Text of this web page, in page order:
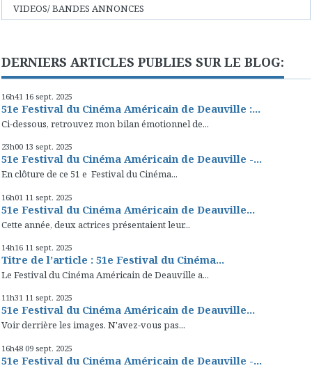
VIDEOS/ BANDES ANNONCES
DERNIERS ARTICLES PUBLIES SUR LE BLOG:
16h41 16 sept. 2025
51e Festival du Cinéma Américain de Deauville :...
Ci-dessous, retrouvez mon bilan émotionnel de...
23h00 13 sept. 2025
51e Festival du Cinéma Américain de Deauville -...
En clôture de ce 51 e Festival du Cinéma...
16h01 11 sept. 2025
51e Festival du Cinéma Américain de Deauville...
Cette année, deux actrices présentaient leur...
14h16 11 sept. 2025
Titre de l’article : 51e Festival du Cinéma...
Le Festival du Cinéma Américain de Deauville a...
11h31 11 sept. 2025
51e Festival du Cinéma Américain de Deauville...
Voir derrière les images. N'avez-vous pas...
16h48 09 sept. 2025
51e Festival du Cinéma Américain de Deauville -...